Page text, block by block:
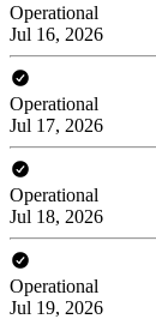
Operational
Jul 16, 2026
Operational
Jul 17, 2026
Operational
Jul 18, 2026
Operational
Jul 19, 2026